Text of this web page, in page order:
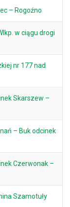
– Rogoźno
w ciągu drogi
nr 177 nad
Skarszew –
– Buk odcinek
Czerwonak –
Szamotuły